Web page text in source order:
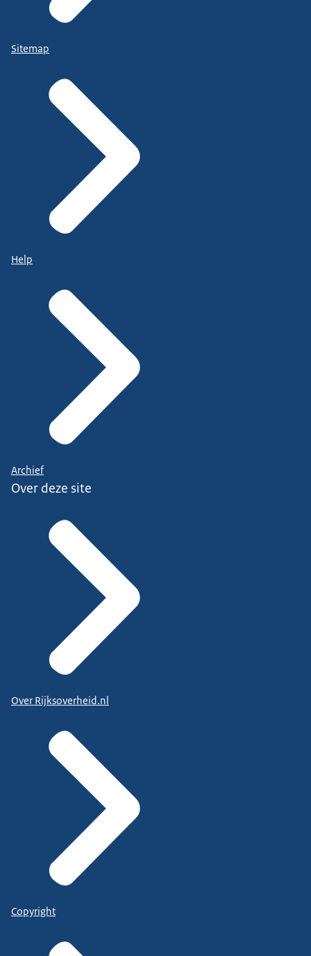
Sitemap
Help
Archief
Over deze site
Over Rijksoverheid.nl
Copyright